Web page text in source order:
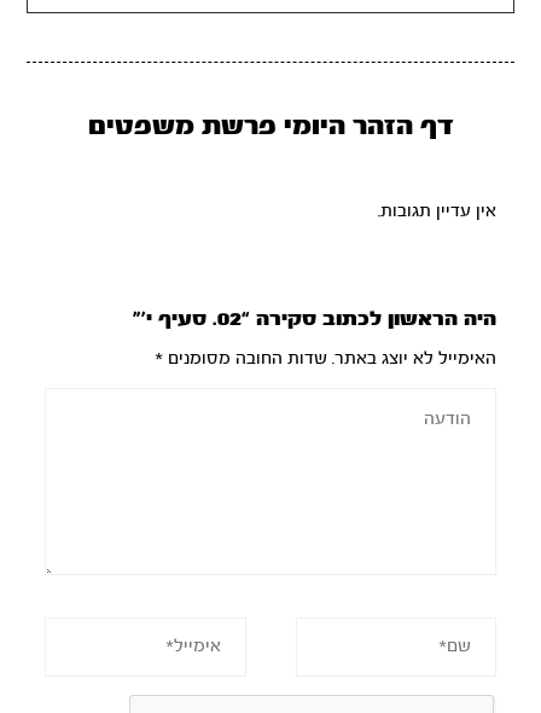
דף הזהר היומי פרשת משפטים
אין עדיין תגובות.
היה הראשון לכתוב סקירה “02. סעיף י’”
האימייל לא יוצג באתר. שדות החובה מסומנים*